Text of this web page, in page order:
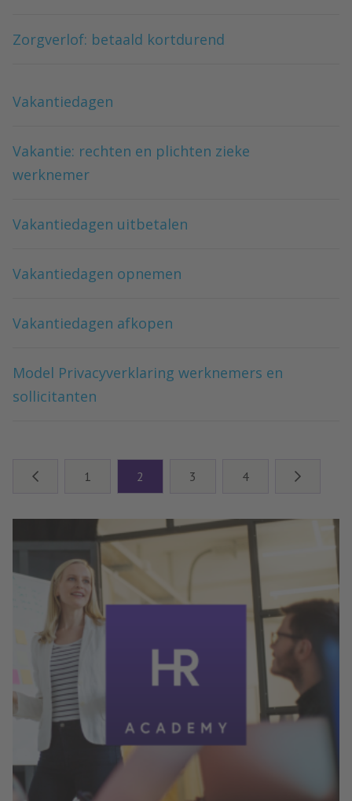
Zorgverlof: betaald kortdurend
Vakantiedagen
Vakantie: rechten en plichten zieke
werknemer
Vakantiedagen uitbetalen
Vakantiedagen opnemen
Vakantiedagen afkopen
Model Privacyverklaring werknemers en
sollicitanten
1 2 3 4